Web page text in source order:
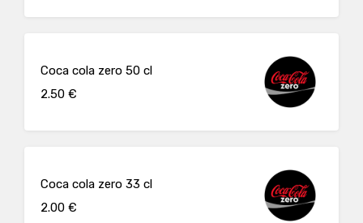
Coca cola zero 50 cl
2.50 €
Coca cola zero 33 cl
2.00 €